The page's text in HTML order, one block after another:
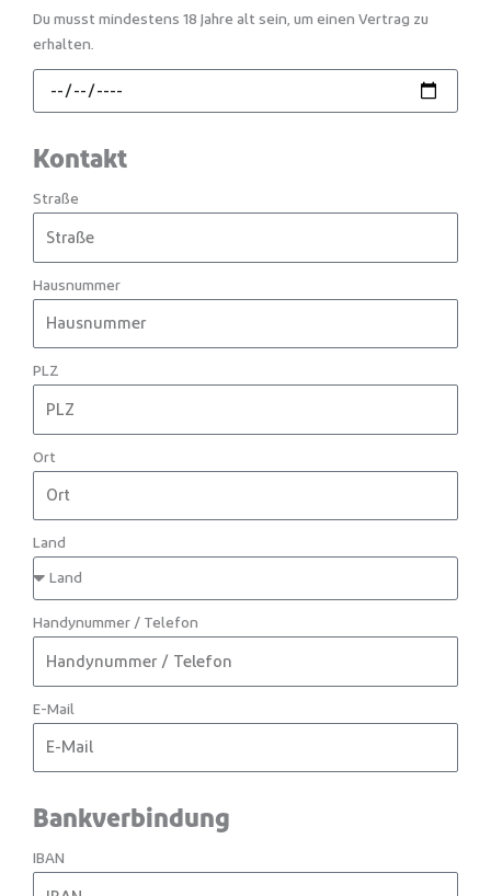
Du musst mindestens 18 Jahre alt sein, um einen Vertrag zu
erhalten.
Kontakt
Straße
Hausnummer
PLZ
Ort
Land
Handynummer / Telefon
E-Mail
Bankverbindung
IBAN